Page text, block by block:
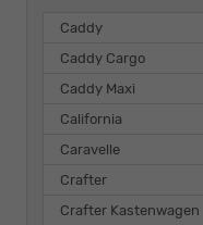
Caddy
Caddy Cargo
Caddy Maxi
California
Caravelle
Crafter
Crafter Kastenwagen